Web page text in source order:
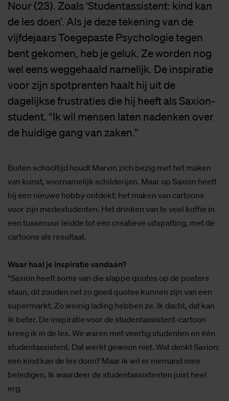
Nour (23). Zoals ‘Studentassistent: kind kan
de les doen’. Als je deze tekening van de
vijfdejaars Toegepaste Psychologie tegen
bent gekomen, heb je geluk. Ze worden nog
wel eens weggehaald namelijk. De inspiratie
voor zijn spotprenten haalt hij uit de
dagelijkse frustraties die hij heeft als Saxion-
student. “Ik wil mensen laten nadenken over
de huidige gang van zaken.”
Buiten schooltijd houdt Marvin zich bezig met het maken
van kunst, voornamelijk schilderijen. Maar op Saxion heeft
hij een nieuwe hobby ontdekt: het maken van cartoons
voor zijn medestudenten. Het drinken van te veel koffie in
een tussenuur leidde tot een creatieve uitspatting, met de
cartoons als resultaat.
Waar haal je inspiratie vandaan?
“Saxion heeft soms van die slappe quotes op de posters
staan, dit zouden net zo goed quotes kunnen zijn van een
supermarkt. Zo weinig lading hebben ze. Ik dacht, dat kan
ik beter. De inspiratie voor de studentassistent-cartoon
kreeg ik in de les. We waren met veertig studenten en één
studentassistent. Dat werkt gewoon niet. Wat denkt Saxion:
een kind kan de les doen? Maar ik wil er niemand mee
beledigen. Ik waardeer de studentassistenten juist heel
erg.